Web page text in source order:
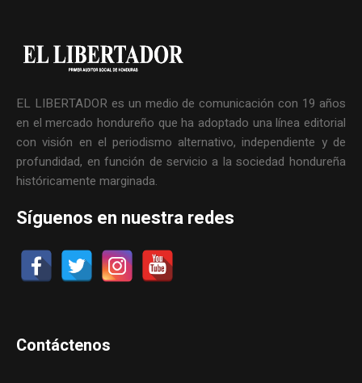
EL LIBERTADOR es un medio de comunicación con 19 años
en el mercado hondureño que ha adoptado una línea editorial
con visión en el periodismo alternativo, independiente y de
profundidad, en función de servicio a la sociedad hondureña
históricamente marginada.
Síguenos en nuestra redes
Contáctenos